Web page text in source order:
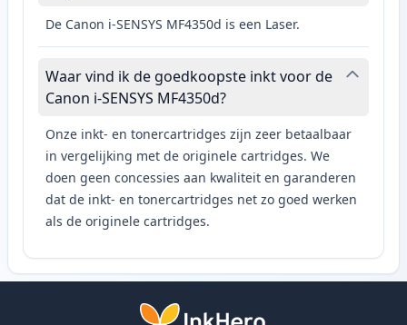
De Canon i-SENSYS MF4350d is een Laser.
Waar vind ik de goedkoopste inkt voor de
Canon i-SENSYS MF4350d?
Onze inkt- en tonercartridges zijn zeer betaalbaar
in vergelijking met de originele cartridges. We
doen geen concessies aan kwaliteit en garanderen
dat de inkt- en tonercartridges net zo goed werken
als de originele cartridges.